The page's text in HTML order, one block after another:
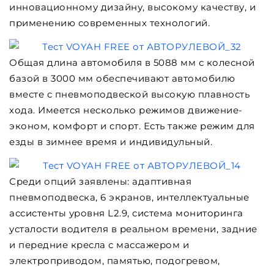
инновационному дизайну, высокому качеству, и
применению современных технологий.
Общая длина автомобиля в 5088 мм с колесной
базой в 3000 мм обеспечивают автомобилю
вместе с пневмоподвеской высокую плавность
хода. Имеется несколько режимов движение-
эконом, комфорт и спорт. Есть также режим для
езды в зимнее время и индивидульный.
Среди опций заявлены: адаптивная
пневмоподвеска, 6 экранов, интеллектуальные
ассистенты уровня L2.9, система мониторинга
усталости водителя в реальном времени, задние
и передние кресла с массажером и
электроприводом, памятью, подогревом,